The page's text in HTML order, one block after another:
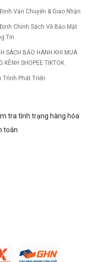
Vận Chuyển & Giao Nhận
Chính Sách Về Bảo Mật
Tin
SÁCH BẢO HÀNH KHI MUA
KÊNH SHOPEE TIKTOK
Trình Phát Triển
tra tình trạng hàng hóa
toán